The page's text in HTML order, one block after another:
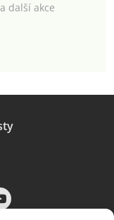
další akce